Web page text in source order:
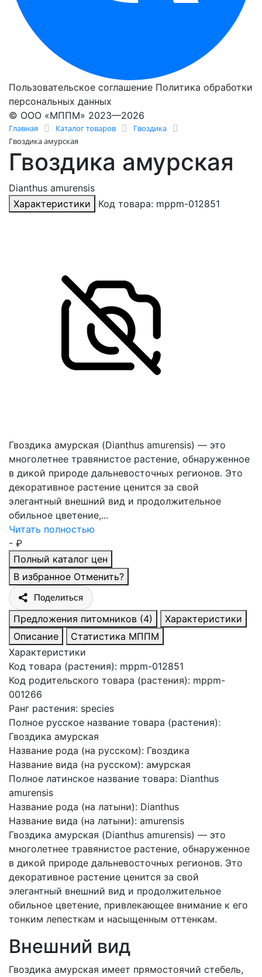
Пользовательское соглашение Политика обработки
персональных данных
© ООО «МППМ» 2023—2026
Главная Каталог товаров
Гвоздика
Гвоздика амурская
Гвоздика амурская
Dianthus amurensis
Характеристики
Код товара: mppm-012851
Гвоздика амурская (Dianthus amurensis) — это
многолетнее травянистое растение, обнаруженное
в дикой природе дальневосточных регионов. Это
декоративное растение ценится за свой
элегантный внешний вид и продолжительное
обильное цветение,...
Читать полностью
- ₽
Полный каталог цен
В избранное Отменить?
Поделиться
Предложения питомников (4)
Характеристики
Описание
Статистика МППМ
Характеристики
Код товара (растения): mppm-012851
Код родительского товара (растения): mppm-
001266
Ранг растения: species
Полное русское название товара (растения):
Гвоздика амурская
Название рода (на русском): Гвоздика
Название вида (на русском): амурская
Полное латинское название товара: Dianthus
amurensis
Название рода (на латыни): Dianthus
Название вида (на латыни): amurensis
Гвоздика амурская (Dianthus amurensis) — это
многолетнее травянистое растение, обнаруженное
в дикой природе дальневосточных регионов. Это
декоративное растение ценится за свой
элегантный внешний вид и продолжительное
обильное цветение, привлекающее внимание к его
тонким лепесткам и насыщенным оттенкам.
Внешний вид
Гвоздика амурская имеет прямостоячий стебель,